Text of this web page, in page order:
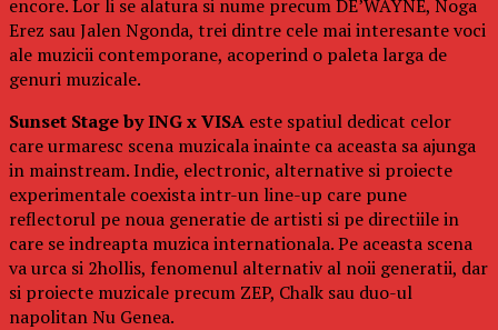
encore. Lor li se alatura si nume precum DE’WAYNE, Noga
Erez sau Jalen Ngonda, trei dintre cele mai interesante voci
ale muzicii contemporane, acoperind o paleta larga de
genuri muzicale.
Sunset Stage by ING x VISA este spatiul dedicat celor
care urmaresc scena muzicala inainte ca aceasta sa ajunga
in mainstream. Indie, electronic, alternative si proiecte
experimentale coexista intr-un line-up care pune
reflectorul pe noua generatie de artisti si pe directiile in
care se indreapta muzica internationala. Pe aceasta scena
va urca si 2hollis, fenomenul alternativ al noii generatii, dar
si proiecte muzicale precum ZEP, Chalk sau duo-ul
napolitan Nu Genea.